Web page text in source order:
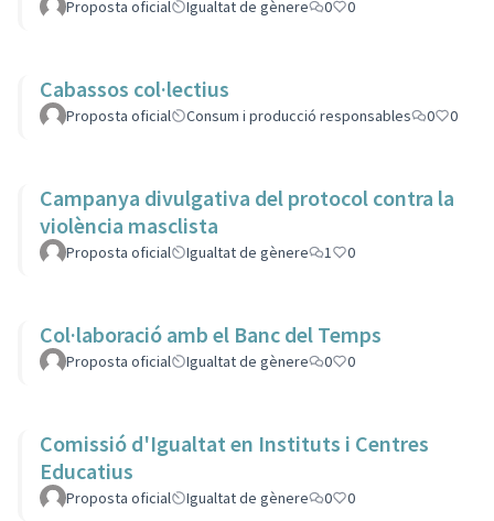
Proposta oficial Igualtat de gènere 0 0
Cabassos col·lectius
Proposta oficial Consum i producció responsables 0 0
Campanya divulgativa del protocol contra la
violència masclista
Proposta oficial Igualtat de gènere 1 0
Col·laboració amb el Banc del Temps
Proposta oficial Igualtat de gènere 0 0
Comissió d'Igualtat en Instituts i Centres
Educatius
Proposta oficial Igualtat de gènere 0 0